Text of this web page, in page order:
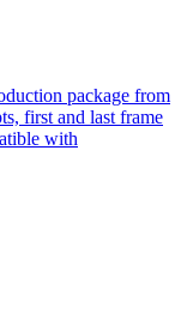
package from
first and last frame
with